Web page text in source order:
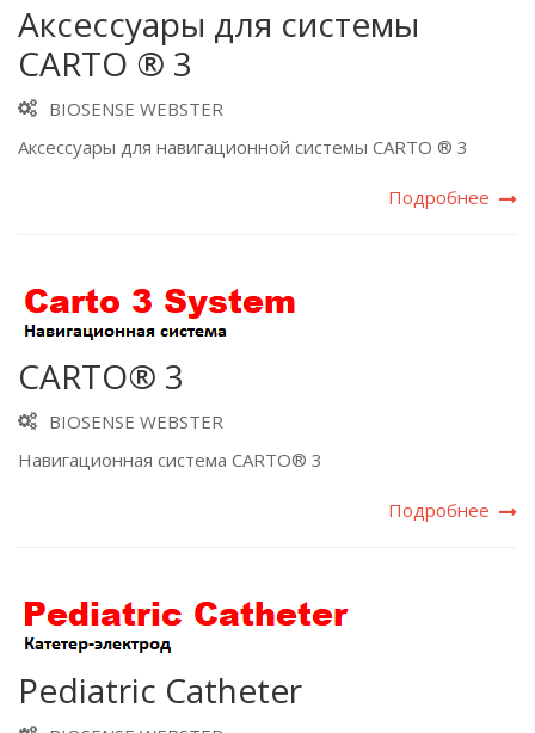
Аксессуары для системы
CARTO ® 3
BIOSENSE WEBSTER
Аксессуары для навигационной системы CARTO ® 3
Подробнее
CARTO® 3
BIOSENSE WEBSTER
Навигационная система CARTO® 3
Подробнее
Pediatric Catheter